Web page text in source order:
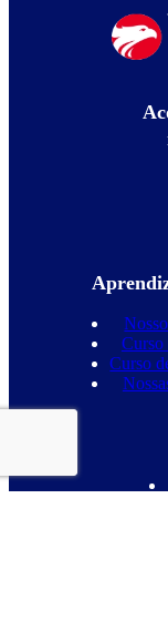
Curso
Curso